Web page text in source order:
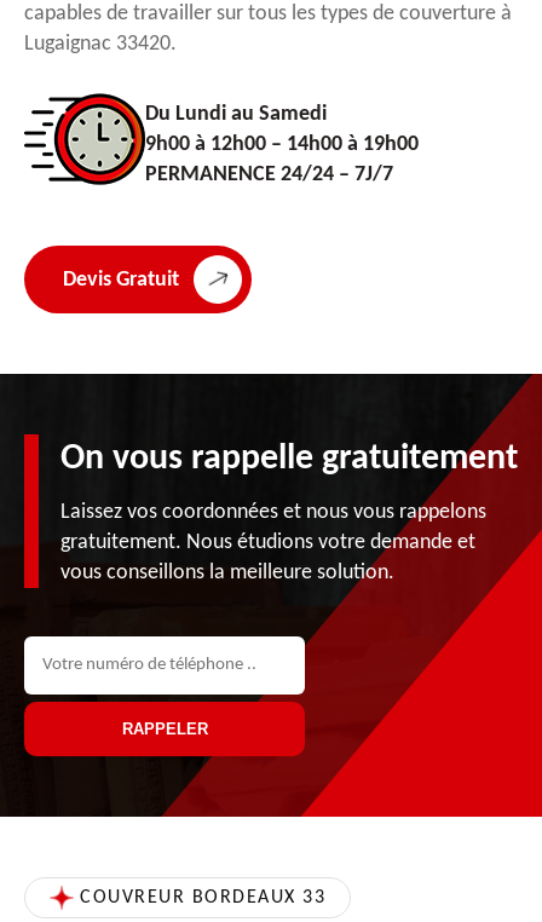
capables de travailler sur tous les types de couverture à
Lugaignac 33420.
Du Lundi au Samedi
9h00 à 12h00 – 14h00 à 19h00
PERMANENCE 24/24 – 7J/7
Devis Gratuit
On vous rappelle gratuitement
Laissez vos coordonnées et nous vous rappelons
gratuitement. Nous étudions votre demande et
vous conseillons la meilleure solution.
COUVREUR BORDEAUX 33